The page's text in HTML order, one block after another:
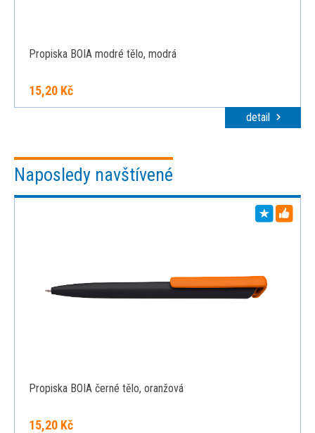
Propiska BOIA modré tělo, modrá
15,20 Kč
detail
Naposledy navštívené
Propiska BOIA černé tělo, oranžová
15,20 Kč